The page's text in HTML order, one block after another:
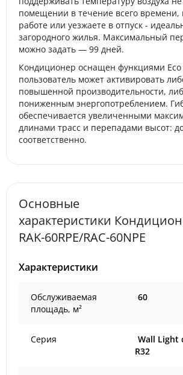
помещении в течение всего времени,
работе или уезжаете в отпуск -
загородного жилья. Максимальный
можно задать — 99 дней.
Кондиционер оснащен функциями
пользователь может активировать
повышенной производительности,
пониженным энергопотреблением.
обеспечивается увеличенными
длинами трасс и перепадами высот:
соответственно.
Основные
характеристики
RAK-60RPE/RAC-60NPE
Характеристики
Обслуживаемая
площадь, м²
60
Серия
Wall Light
R32